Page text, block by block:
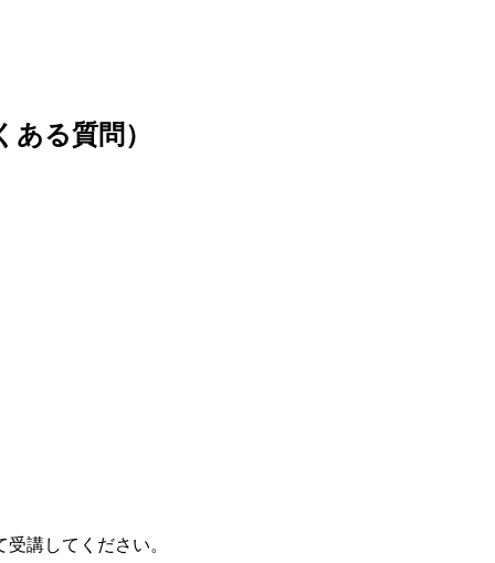
る質問）
講してください。